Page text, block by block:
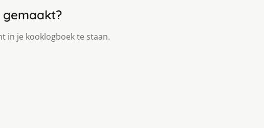
in je kooklogboek te staan.